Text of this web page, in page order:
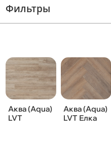
Фильтры
Аква (Aqua)
LVT
Аква (Aqua)
LVT Елка